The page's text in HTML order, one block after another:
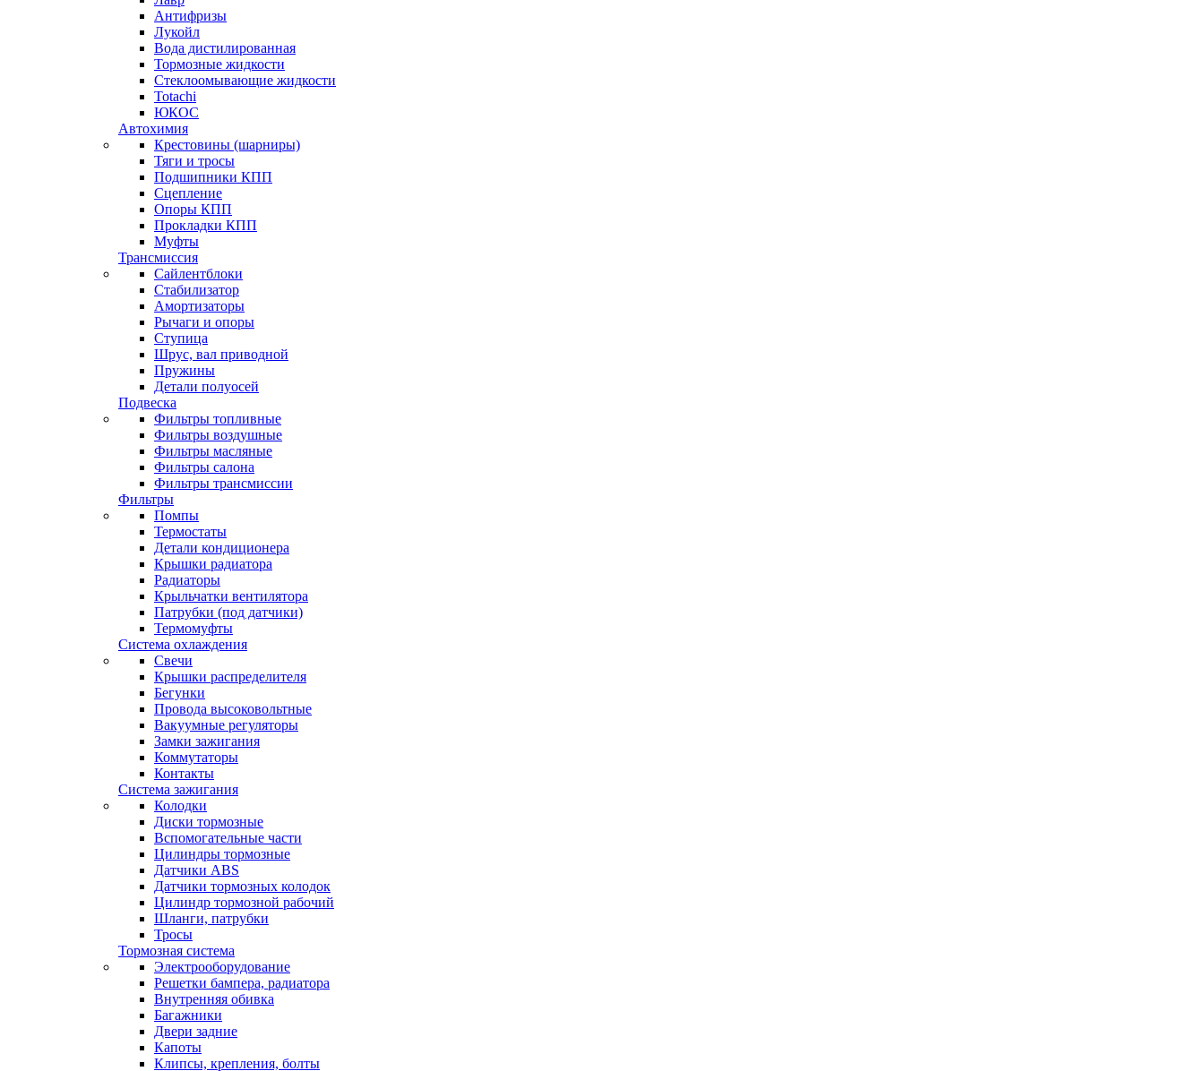
Антифризы
Лукойл
Вода дистилированная
Тормозные жидкости
Стеклоомывающие жидкости
Totachi
ЮКОС
Автохимия
Крестовины (шарниры)
Тяги и тросы
Подшипники КПП
Сцепление
Опоры КПП
Прокладки КПП
Муфты
Трансмиссия
Сайлентблоки
Стабилизатор
Амортизаторы
Рычаги и опоры
Ступица
Шрус, вал приводной
Пружины
Детали полуосей
Подвеска
Фильтры топливные
Фильтры воздушные
Фильтры масляные
Фильтры салона
Фильтры трансмиссии
Фильтры
Помпы
Термостаты
Детали кондиционера
Крышки радиатора
Радиаторы
Крыльчатки вентилятора
Патрубки (под датчики)
Термомуфты
Система охлаждения
Свечи
Крышки распределителя
Бегунки
Провода высоковольтные
Вакуумные регуляторы
Замки зажигания
Коммутаторы
Контакты
Система зажигания
Колодки
Диски тормозные
Вспомогательные части
Цилиндры тормозные
Датчики ABS
Датчики тормозных колодок
Цилиндр тормозной рабочий
Шланги, патрубки
Тросы
Тормозная система
Электрооборудование
Решетки бампера, радиатора
Внутренняя обивка
Багажники
Двери задние
Капоты
Клипсы, крепления, болты